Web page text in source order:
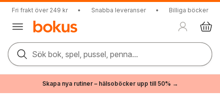
Fri frakt över 249 kr • Snabba leveranser • Billiga böcker
Sök bok, spel, pussel, penna...
Skapa nya rutiner – hälsoböcker upp till 50% →